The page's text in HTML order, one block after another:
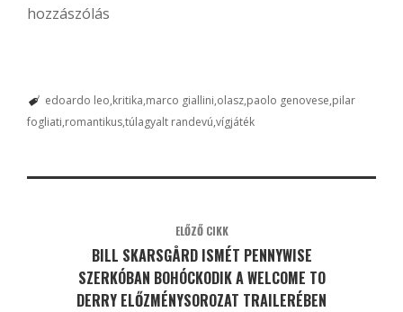
hozzászólás
edoardo leo kritika marco giallini olasz paolo genovese pilar
fogliati romantikustúlagyalt randevú vígjáték
ELŐZŐ CIKK
BILL SKARSGÅRD ISMÉT PENNYWISE
SZERKÓBAN BOHÓCKODIK A WELCOME TO
DERRY ELŐZMÉNYSOROZAT TRAILERÉBEN